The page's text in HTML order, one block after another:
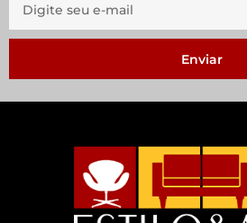
Enviar